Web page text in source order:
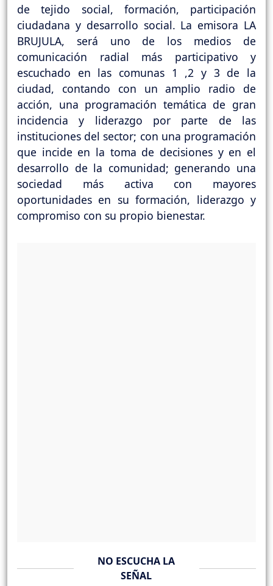
de tejido social, formación, participación
ciudadana y desarrollo social. La emisora LA
BRUJULA, será uno de los medios de
comunicación radial más participativo y
escuchado en las comunas 1 ,2 y 3 de la
ciudad, contando con un amplio radio de
acción, una programación temática de gran
incidencia y liderazgo por parte de las
instituciones del sector; con una programación
que incide en la toma de decisiones y en el
desarrollo de la comunidad; generando una
sociedad más activa con mayores
oportunidades en su formación, liderazgo y
compromiso con su propio bienestar.
NO ESCUCHA LA
SEÑAL